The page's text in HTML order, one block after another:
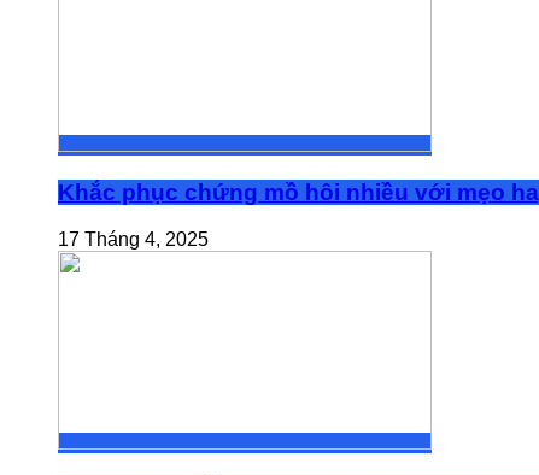
Khắc phục chứng mồ hôi nhiều với mẹo
17 Tháng 4, 2025